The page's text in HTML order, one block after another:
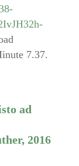
7.37.
ad
2016